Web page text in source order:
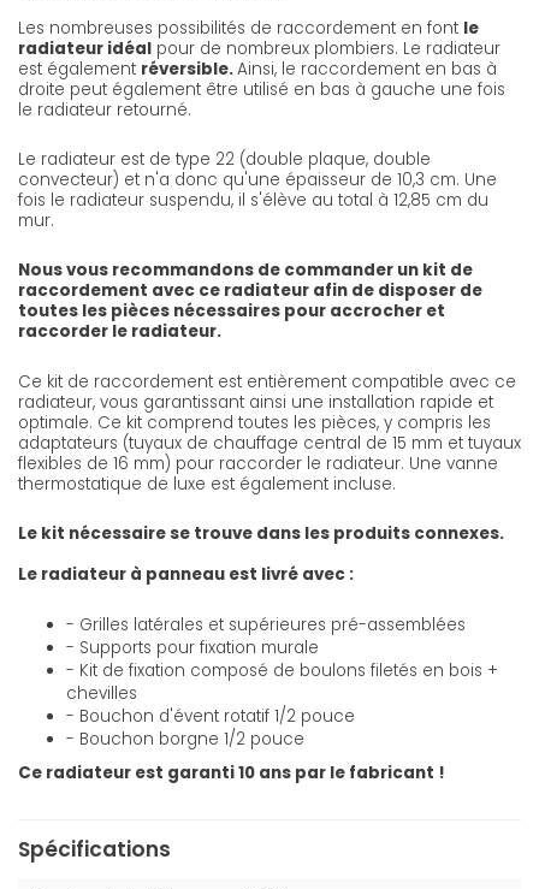
Les nombreuses possibilités de raccordement en font le
radiateur idéal pour de nombreux plombiers. Le radiateur
est également réversible.Ainsi, le raccordement en bas à
droite peut également être utilisé en bas à gauche une fois
le radiateur retourné.
Le radiateur est de type 22 (double plaque, double
convecteur) et n'a donc qu'une épaisseur de 10,3 cm. Une
fois le radiateur suspendu, il s'élève au total à 12,85 cm du
mur.
Nous vous recommandons de commander un kit de
raccordement avec ce radiateur afin de disposer de
toutes les pièces nécessaires pour accrocher et
raccorder le radiateur.
Ce kit de raccordement est entièrement compatible avec ce
radiateur, vous garantissant ainsi une installation rapide et
optimale. Ce kit comprend toutes les pièces, y compris les
adaptateurs (tuyaux de chauffage central de 15 mm et tuyaux
flexibles de 16 mm) pour raccorder le radiateur. Une vanne
thermostatique de luxe est également incluse.
Le kit nécessaire se trouve dans les produits connexes.
Le radiateur à panneau est livré avec :
- Grilles latérales et supérieures pré-assemblées
- Supports pour fixation murale
- Kit de fixation composé de boulons filetés en bois +
chevilles
- Bouchon d'évent rotatif 1/2 pouce
- Bouchon borgne 1/2 pouce
Ce radiateur est garanti 10 ans par le fabricant !
Spécifications